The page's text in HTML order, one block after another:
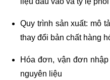
Quy trình sản xuất: mô
thay đổi bản chất hàng
Hóa đơn, vận đơn
nguyên liệu